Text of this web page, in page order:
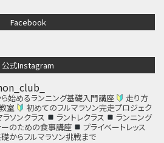
Facebook
公式Instagram
始めるランニング基礎入門講座
走り方
室
初めてのフルマラソン完走プロジェク
ソンクラス ラントレクラス
ランニング
ーのための食事講座
プライベートレッス
からフルマラソン挑戦まで